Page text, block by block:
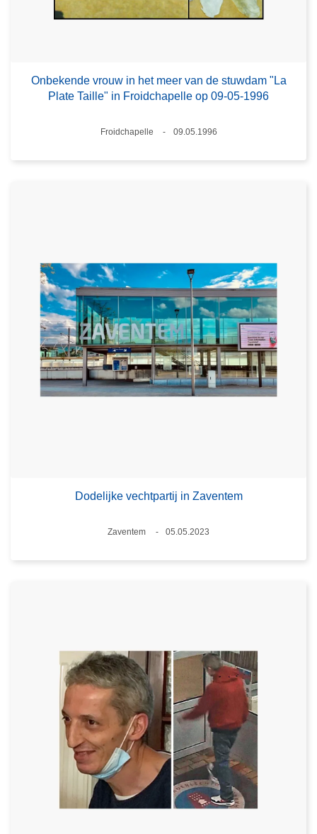
Onbekende vrouw in het meer van de stuwdam "La
Plate Taille" in Froidchapelle op 09-05-1996
Plaats
Froidchapelle
09.05.1996
Dodelijke vechtpartij in Zaventem
Plaats
Zaventem
05.05.2023